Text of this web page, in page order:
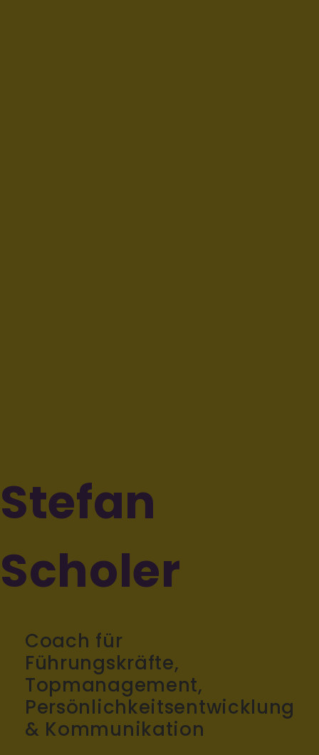
Stefan
Scholer
Coach für
Führungskräfte,
Topmanagement,
Persönlichkeitsentwicklung
& Kommunikation